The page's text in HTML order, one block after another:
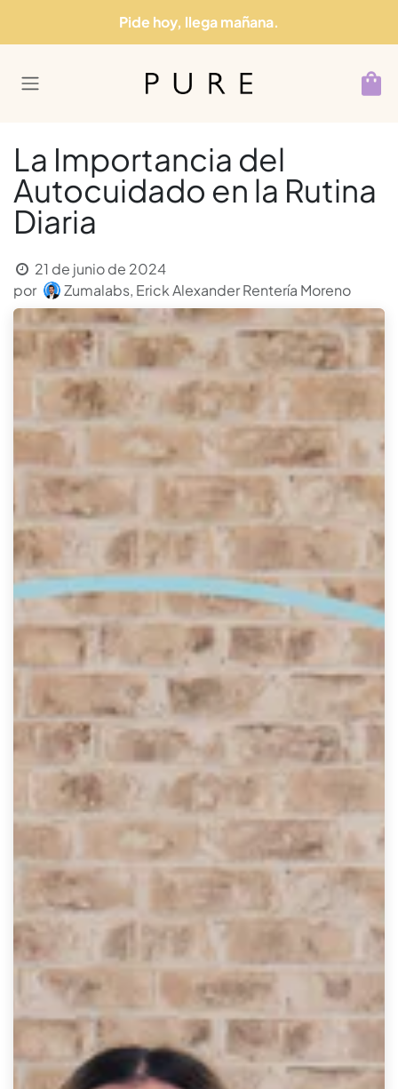
Pide hoy, llega mañana.
La Importancia del
Autocuidado en la Rutina
Diaria
21 de junio de 2024
por
Zumalabs, Erick Alexander Rentería Moreno